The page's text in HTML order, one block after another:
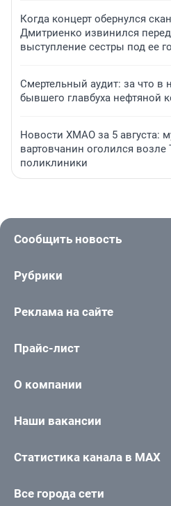
Когда концерт обернулся
Дмитриенко извинился
выступление сестры под ее
Смертельный аудит: за что в
бывшего главбуха нефтяной
Новости ХМАО за 5 августа:
вартовчанин оголился
поликлиники
Сообщить новость
Рубрики
Реклама на сайте
Прайс-лист
О компании
Наши вакансии
Статистика канала в MAX
Все города сети